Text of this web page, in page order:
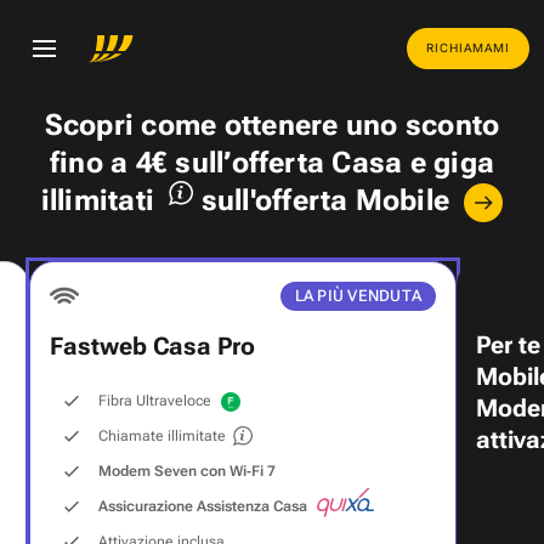
RICHIAMAMI
Scopri come ottenere uno sconto
fino a 4€ sull’offerta Casa egiga
illimitati
sull'offerta Mobile
LA PIÙ VENDUTA
Fastweb Casa Pro
Fibra Ultraveloce
Chiamate illimitate
Modem Seven con Wi‑Fi 7
Assicurazione Assistenza Casa
Per